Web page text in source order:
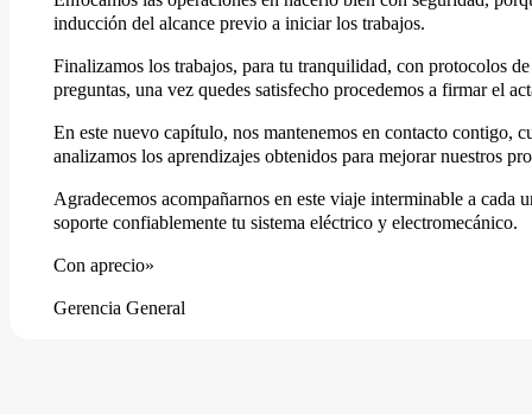
inducción del alcance previo a iniciar los trabajos.
Finalizamos los trabajos, para tu tranquilidad, con protocolos
preguntas, una vez quedes satisfecho procedemos a firmar el
En este nuevo capítulo, nos mantenemos en contacto contigo,
analizamos los aprendizajes obtenidos para mejorar nuestros
Agradecemos acompañarnos en este viaje interminable a cada
soporte confiablemente tu sistema eléctrico y electromecánico.
Con aprecio»
Gerencia General